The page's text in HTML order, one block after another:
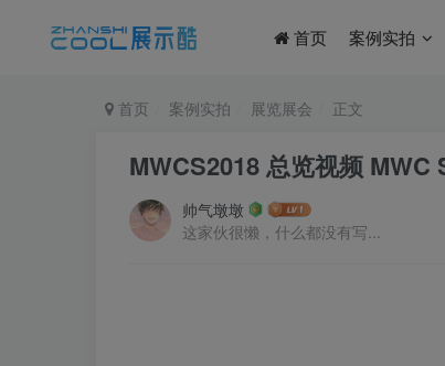
首页 案例实拍
首页 案例实拍 展览展会 正文
MWCS2018 总览视频
帅气墩墩
这家伙很懒，什么都没有写...